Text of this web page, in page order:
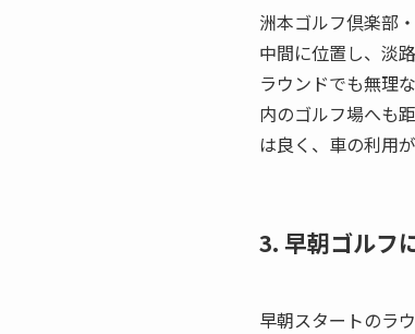
洲本ゴルフ倶楽部
中間に位置し、淡
ラウンドでも無理
内のゴルフ場へも
は良く、車の利用
3. 早朝ゴルフ
早朝スタートのラ